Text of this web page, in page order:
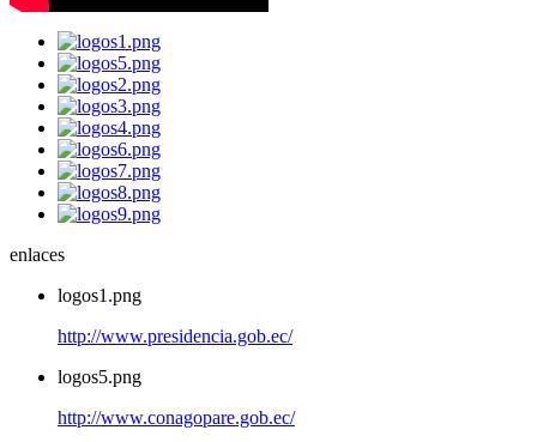
enlaces
logos1.png
http://www.presidencia.gob.ec/
logos5.png
http://www.conagopare.gob.ec/